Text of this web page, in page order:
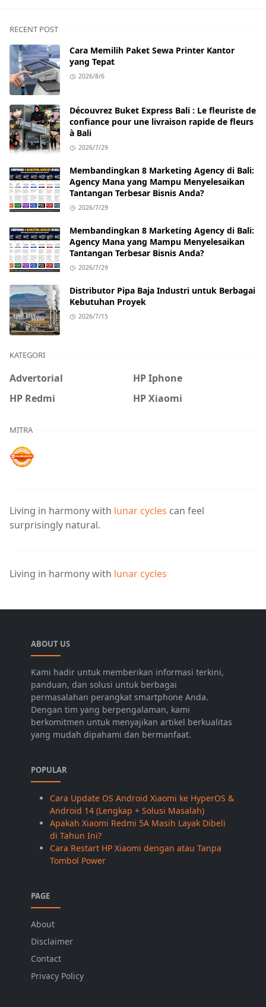
RECENT POST
Cara Memilih Paket Sewa Printer Kantor
yang Tepat
2026/8/6
Découvrez Buket Express Bali : Le fleuriste de
confiance pour une livraison rapide de fleurs
à Bali
2026/7/29
Membandingkan 8 Marketing Agency di Bali:
Agency Mana yang Mampu Menyelesaikan
Tantangan Terbesar Bisnis Anda?
2026/7/29
Membandingkan 8 Marketing Agency di Bali:
Agency Mana yang Mampu Menyelesaikan
Tantangan Terbesar Bisnis Anda?
2026/7/29
Distributor Pipa Baja Industri untuk Berbagai
Kebutuhan Proyek
2026/7/15
KATEGORI
Advertorial
HP Iphone
HP Redmi
HP Xiaomi
MITRA
Living in harmony with lunar cycles can feel
surprisingly natural.
Living in harmony with lunar cycles
ABOUT US
Kami hadir untuk memberikan informasi terkini,
panduan, dan solusi untuk berbagai
permasalahan perangkat smartphone Anda.
Dengan tim yang berpengalaman, kami
berkomitmen untuk menyajikan artikel berkualitas
yang mudah dipahami dan bermanfaat.
POPULAR
Cara Update OS Android Xiaomi ke HyperOS &
Android 14 (Lengkap + Solusi Masalah)
Apakah Xiaomi Redmi 5A Masih Layak Dibeli
di Tahun Ini?
Cara Restart HP Xiaomi dengan atau Tanpa
Tombol Power
PAGE
About
Disclaimer
Contact
Privacy Policy